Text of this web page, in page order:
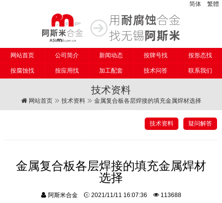
简体 繁體
网站首页 公司简介 新闻动态 按牌号找 按形态找
按腐蚀找 按应用找 加工配套 技术问答 联系我们
技术资料
网站首页 技术资料 金属复合板各层焊接的填充金属焊材选择
技术资料 疑问解答
金属复合板各层焊接的填充金属焊材
选择
阿斯米合金 2021/11/11 16:07:36 113688